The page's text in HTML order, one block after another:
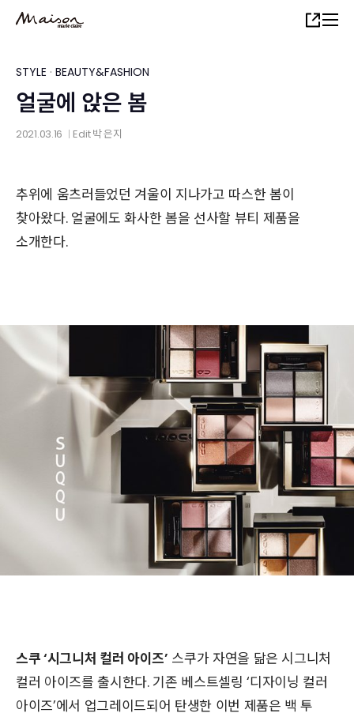
content
Share
STYLE · BEAUTY&FASHION
얼굴에 앉은 봄
2021.03.16 Edit박 은지
추위에 움츠러들었던 겨울이 지나가고 따스한 봄이
찾아왔다. 얼굴에도 화사한 봄을 선사할 뷰티 제품을
소개한다.
스쿠 ‘시그니처 컬러 아이즈’ 스쿠가 자연을 닮은 시그니처
컬러 아이즈를 출시한다. 기존 베스트셀링 ‘디자이닝 컬러
아이즈’에서 업그레이드되어 탄생한 이번 제품은 백 투